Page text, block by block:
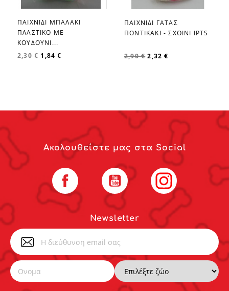
favorite_border
ΠΑΙΧΝΙΔΙ ΜΠΑΛΑΚΙ
ΠΛΑΣΤΙΚΟ ΜΕ
ΚΟΥΔΟΥΝΙ...
2,30 € 1,84 €
favorite_border
ΠΑΙΧΝΙΔΙ ΓΑΤΑΣ
ΠΟΝΤΙΚΑΚΙ - ΣΧΟΙΝΙ IPTS
2,90 € 2,32 €
Newsletter
Ακολουθείστε μας στα Social
Facebook YouTube Instagram